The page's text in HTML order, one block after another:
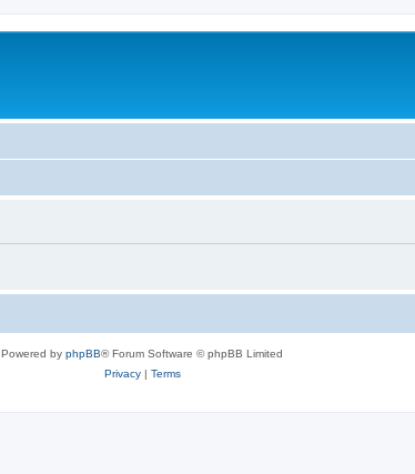
Powered by phpBB® Forum Software © phpBB Limited
Privacy| Terms